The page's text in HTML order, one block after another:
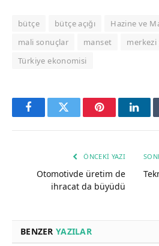
bütçe bütçe açığı Hazine ve
mali sonuçlar
manset
Türkiye ekonomisi
FacebookTwitter Pinterest
ÖNCEKI YAZI
Otomotivde üretim de
ihracat da büyüdü
BENZER YAZILAR